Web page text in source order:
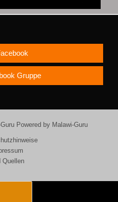
Gruppe
Powered by Malawi-Guru
Quellen